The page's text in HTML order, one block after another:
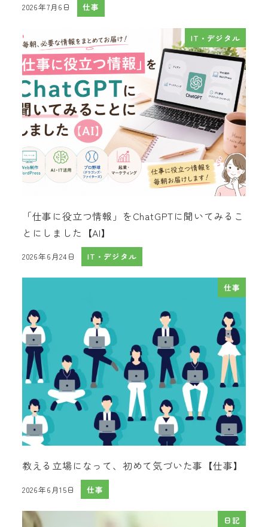
投稿日
2026年7月6日 仕事
IT・デジタル
「仕事に役立つ情報」をChatGPTに聞いてみるこ
とにしました【AI】
投稿日
2026年6月24日 IT・デジタル
仕事
教える立場になって、初めて気づいた事【仕事】
投稿日
2026年6月15日 仕事
日記